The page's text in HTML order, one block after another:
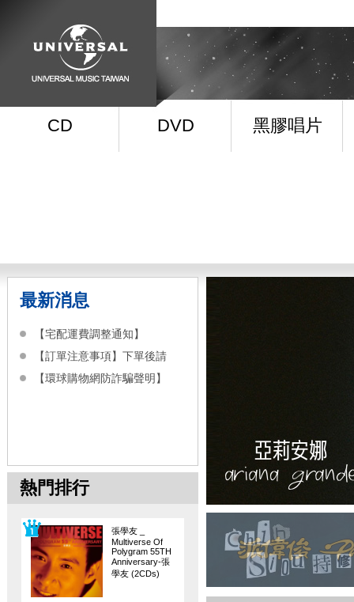
CD DVD 黑膠唱片
最新消息
【宅配運費調整通知】
【訂單注意事項】下單後請
【環球購物網防詐騙聲明】
熱門排行
張學友 _
Multiverse Of
Polygram 55TH
Anniversary-張
學友 (2CDs)